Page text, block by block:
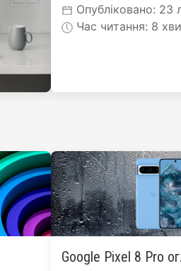
Опубліковано: 23
Час читання: 8
Google Pixel 8 Pro